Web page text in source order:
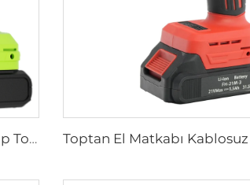
Profesyonel Kablosuz Elektrikli Matkap Tornavida 21V Lityum Pil ile Küçük Delme Makinesi, Ev Yapımı Uygulamaları İçin Tornavida